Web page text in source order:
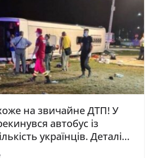
на звичайне ДТП! У
автобус із
українців. Деталі…